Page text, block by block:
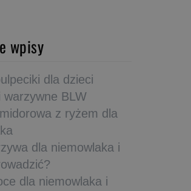
wpisy
dla dzieci
warzywne BLW
z ryżem dla
dla niemowlaka i
dla niemowlaka i